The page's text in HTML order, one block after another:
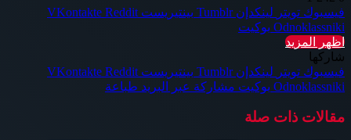
فيسبوك تويتر لينكدإن بينتيريست
Odnoklassniki بوكيت
اظهر المزيد
شاركها
فيسبوك تويتر لينكدإن بينتيريست
Odnoklassniki بوكيت مشاركة عبر البريد طباعة
مقالات ذات صلة